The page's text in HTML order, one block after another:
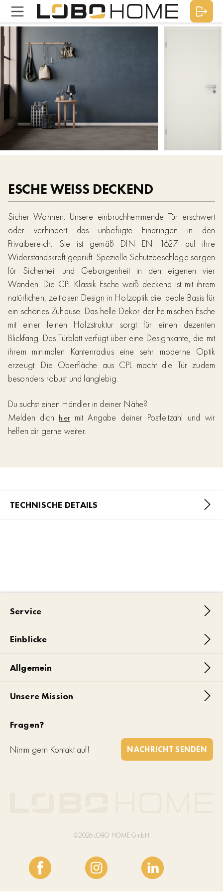
ESCHE WEISS DECKEND
Sicher Wohnen. Unsere einbruchhemmende Tür erschwert
oder verhindert das unbefugte Eindringen in den
Privatbereich. Sie ist gemäß DIN EN 1627 auf ihre
Widerstandskraft geprüft. Spezielle Schutzbeschläge sorgen
für Sicherheit und Geborgenheit in den eigenen vier
Wänden. Die CPL Klassik Esche weiß deckend ist mit ihrem
natürlichen, zeitlosen Design in Holzoptik die ideale Basis für
ein schönes Zuhause. Das helle Dekor der heimischen Esche
mit einer feinen Holzstruktur sorgt für einen dezenten
Blickfang. Das Türblatt verfügt über eine Designkante, die mit
ihrem minimalen Kantenradius eine sehr moderne Optik
erzeugt. Die Oberfläche aus CPL macht die Tür zudem
besonders robust und langlebig.
Du suchst einen Händler in deiner Nähe?
Melden dich hier mit Angabe deiner Postleitzahl und wir
helfen dir gerne weiter.
TECHNISCHE DETAILS
Service
Einblicke
Allgemein
Unsere Mission
Fragen?
Nimm gern Kontakt auf! NACHRICHT SENDEN
©2026 LOBO HOME GmbH